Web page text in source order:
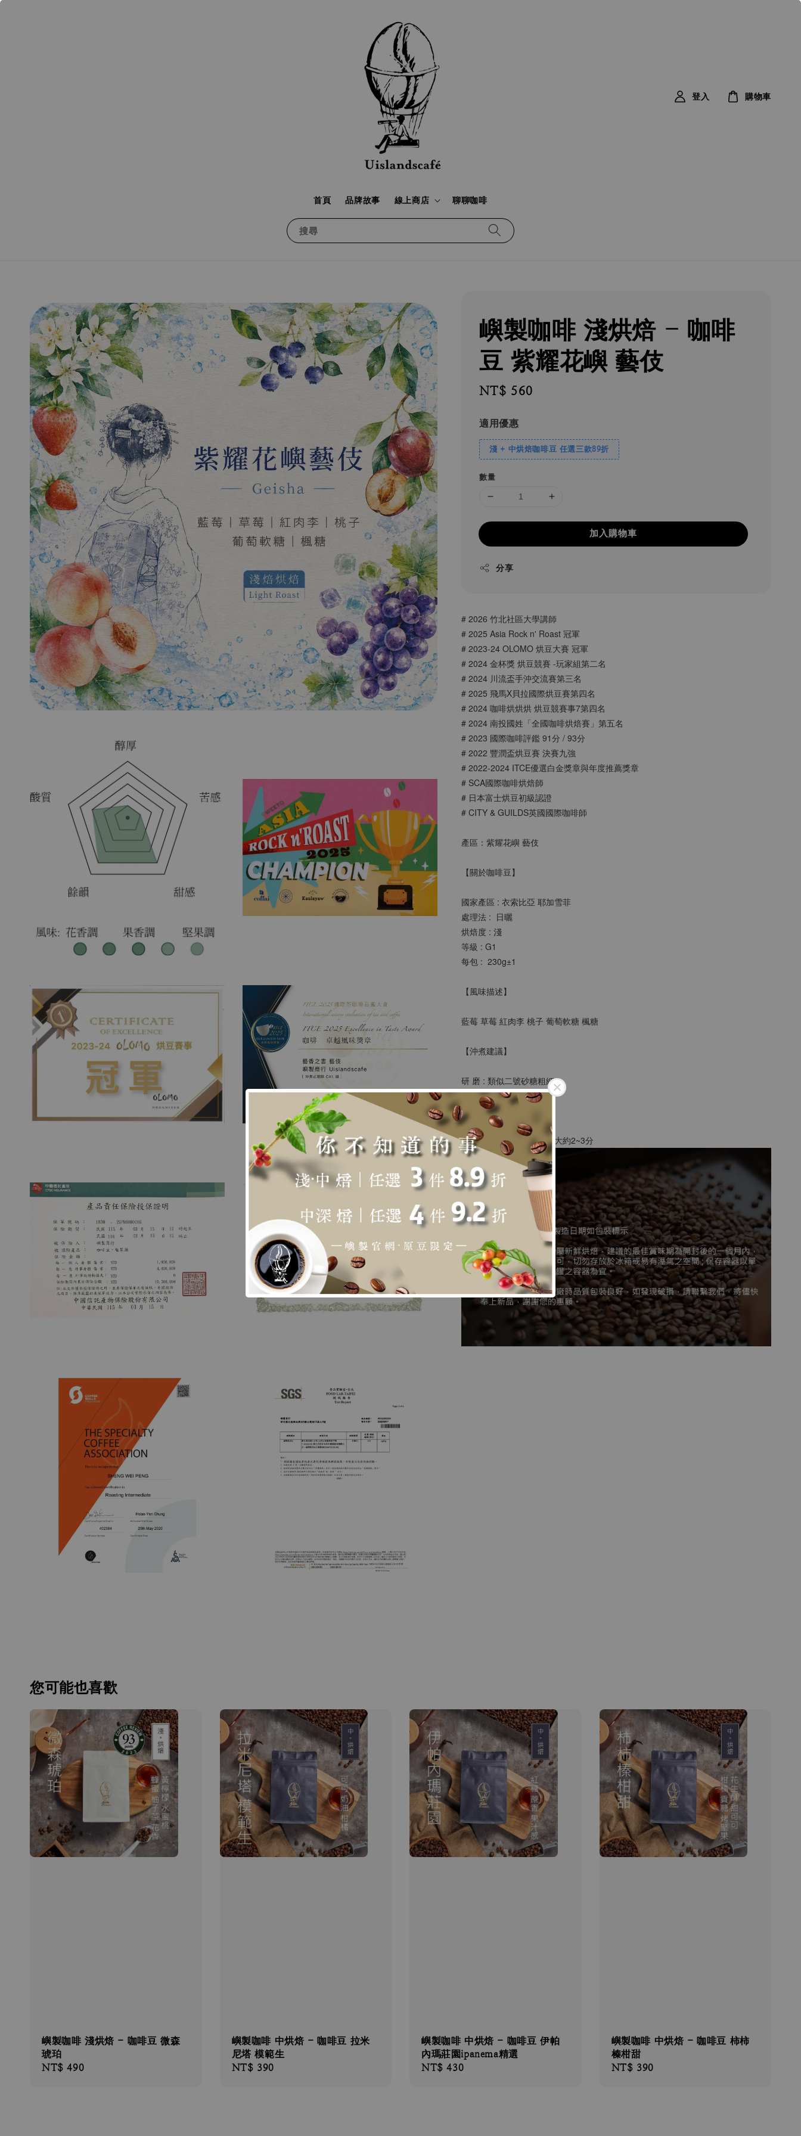
搜尋
首頁 品牌故事 線上商店 聊聊咖啡
登入 購物車
嶼製咖啡 淺烘焙 - 咖啡
豆 紫耀花嶼 藝伎
Regular
NT$ 560
適用優惠
淺 + 中烘焙咖啡豆 任選三款89折
數量
加入購物車
分享
# 2026 竹北社區大學講師
# 2025 Asia Rock n' Roast 冠軍
# 2023-24 OLOMO 烘豆大賽 冠軍
# 2024 金杯獎 烘豆競賽 -玩家組第二名
# 2024 川流盃手沖交流賽第三名
# 2025 飛馬X貝拉國際烘豆賽第四名
# 2024 咖啡烘烘烘 烘豆競賽事7第四名
# 2024 南投國姓「全國咖啡烘焙賽」第五名
# 2023 國際咖啡評鑑 91分 / 93分
# 2022 豐潤盃烘豆賽 決賽九強
# 2022-2024 ITCE優選⽩⾦獎章與年度推薦獎章
# SCA國際咖啡烘焙師
# 日本富士烘豆初級認證
# CITY & GUILDS英國國際咖啡師
產區：紫耀花嶼 藝伎
【關於咖啡豆】
國家產區 : 衣索比亞 耶加雪菲
處理法 :  日曬
烘焙度 : 淺
等級 : G1
每包 :  230g±1
【風味描述】
藍莓 草莓 紅肉李 桃子 葡萄軟糖 楓糖
【沖煮建議】
研 磨 : 類似二號砂糖粗細
粉 水 比 : 1:15 ~ 18
水 溫 : 90 ~ 93度
悶蒸時間 : 30秒
總 時 間 : 以20g粉為例，大約2~3分
您可能也喜歡
嶼製咖啡 淺烘焙 - 咖啡豆 微森
琥珀
Regular
NT$ 490
嶼製咖啡 中烘焙 - 咖啡豆 拉米
尼塔 模範生
Regular
NT$ 390
嶼製咖啡 中烘焙 - 咖啡豆 伊帕
內瑪莊園ipanema精選
Regular
NT$ 430
嶼製咖啡 中烘焙 - 咖啡豆 柿柿
榛柑甜
Regular
NT$ 390